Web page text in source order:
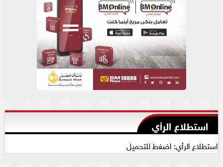
استطلاع الرأي
استطلاع الرأي: اضغط للتحميل